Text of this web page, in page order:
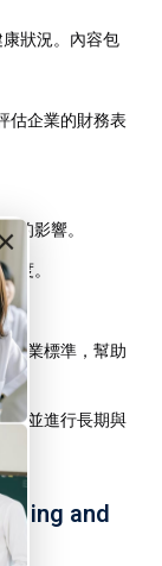
狀況。內容包
估企業的財務表
的影響。
度。
行業標準，幫助
，並進行長期與
and